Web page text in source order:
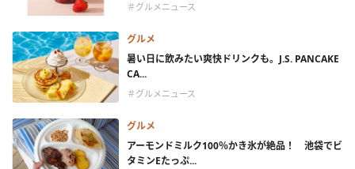
＃グルメニュース
グルメ
暑い日に飲みたい爽快ドリンクも。J.S. PANCAKE
CA...
＃グルメニュース
グルメ
アーモンドミルク100％かき氷が絶品！ 池袋でビ
タミンEたっぷ...